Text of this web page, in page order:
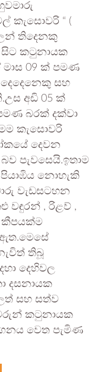
කැසොවරි “ (
තිදෙනකු
සිට කටුනායක
09 ක් පමණ
සහ
අඩි 05 ක්
බරක් දක්වා
කැසොවරි
දෙවන
පැවසෙයි.ඉතාම
නොහැකි
වැඩසටහන
වඳුරන් , රිළව් ,
කීපයක්ම
තිබූ
දෙහිවල
දසනායක
සහ සත්ව
කටුනායක
වෙත පැමිණ